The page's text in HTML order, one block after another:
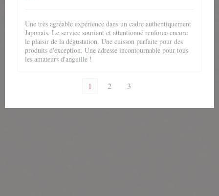
Une très agréable expérience dans un cadre authentiquement
Japonais. Le service souriant et attentionné renforce encore
le plaisir de la dégustation. Une cuisson parfaite pour des
produits d'exception. Une adresse incontournable pour tous
les amateurs d'anguille !
1 2 3